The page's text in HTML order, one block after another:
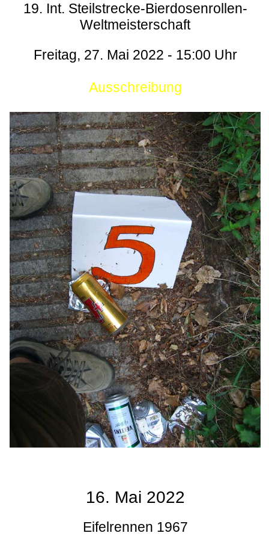
19. Int. Steilstrecke-Bierdosenrollen-
Weltmeisterschaft
Freitag, 27. Mai 2022 - 15:00 Uhr
Ausschreibung
16. Mai 2022
Eifelrennen 1967